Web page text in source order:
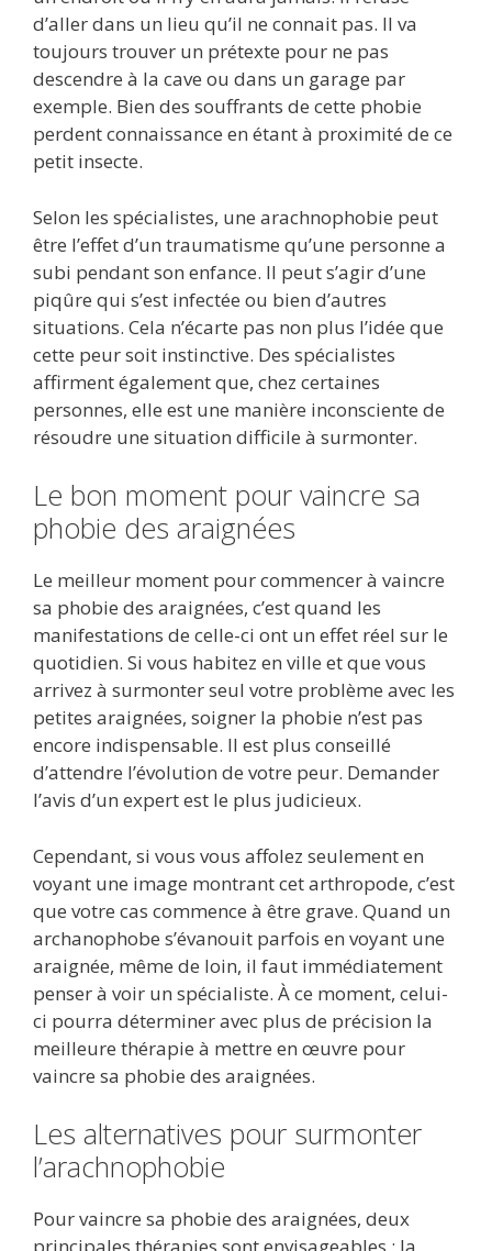
d’aller dans un lieu qu’il ne connait pas. Il va
toujours trouver un prétexte pour ne pas
descendre à la cave ou dans un garage par
exemple. Bien des souffrants de cette phobie
perdent connaissance en étant à proximité de ce
petit insecte.
Selon les spécialistes, une arachnophobie peut
être l’effet d’un traumatisme qu’une personne a
subi pendant son enfance. Il peut s’agir d’une
piqûre qui s’est infectée ou bien d’autres
situations. Cela n’écarte pas non plus l’idée que
cette peur soit instinctive. Des spécialistes
affirment également que, chez certaines
personnes, elle est une manière inconsciente de
résoudre une situation difficile à surmonter.
Le bon moment pour vaincre sa
phobie des araignées
Le meilleur moment pour commencer à vaincre
sa phobie des araignées, c’est quand les
manifestations de celle-ci ont un effet réel sur le
quotidien. Si vous habitez en ville et que vous
arrivez à surmonter seul votre problème avec les
petites araignées, soigner la phobie n’est pas
encore indispensable. Il est plus conseillé
d’attendre l’évolution de votre peur. Demander
l’avis d’un expert est le plus judicieux.
Cependant, si vous vous affolez seulement en
voyant une image montrant cet arthropode, c’est
que votre cas commence à être grave. Quand un
archanophobe s’évanouit parfois en voyant une
araignée, même de loin, il faut immédiatement
penser à voir un spécialiste. À ce moment, celui-
ci pourra déterminer avec plus de précision la
meilleure thérapie à mettre en œuvre pour
vaincre sa phobie des araignées.
Les alternatives pour surmonter
l’arachnophobie
Pour vaincre sa phobie des araignées, deux